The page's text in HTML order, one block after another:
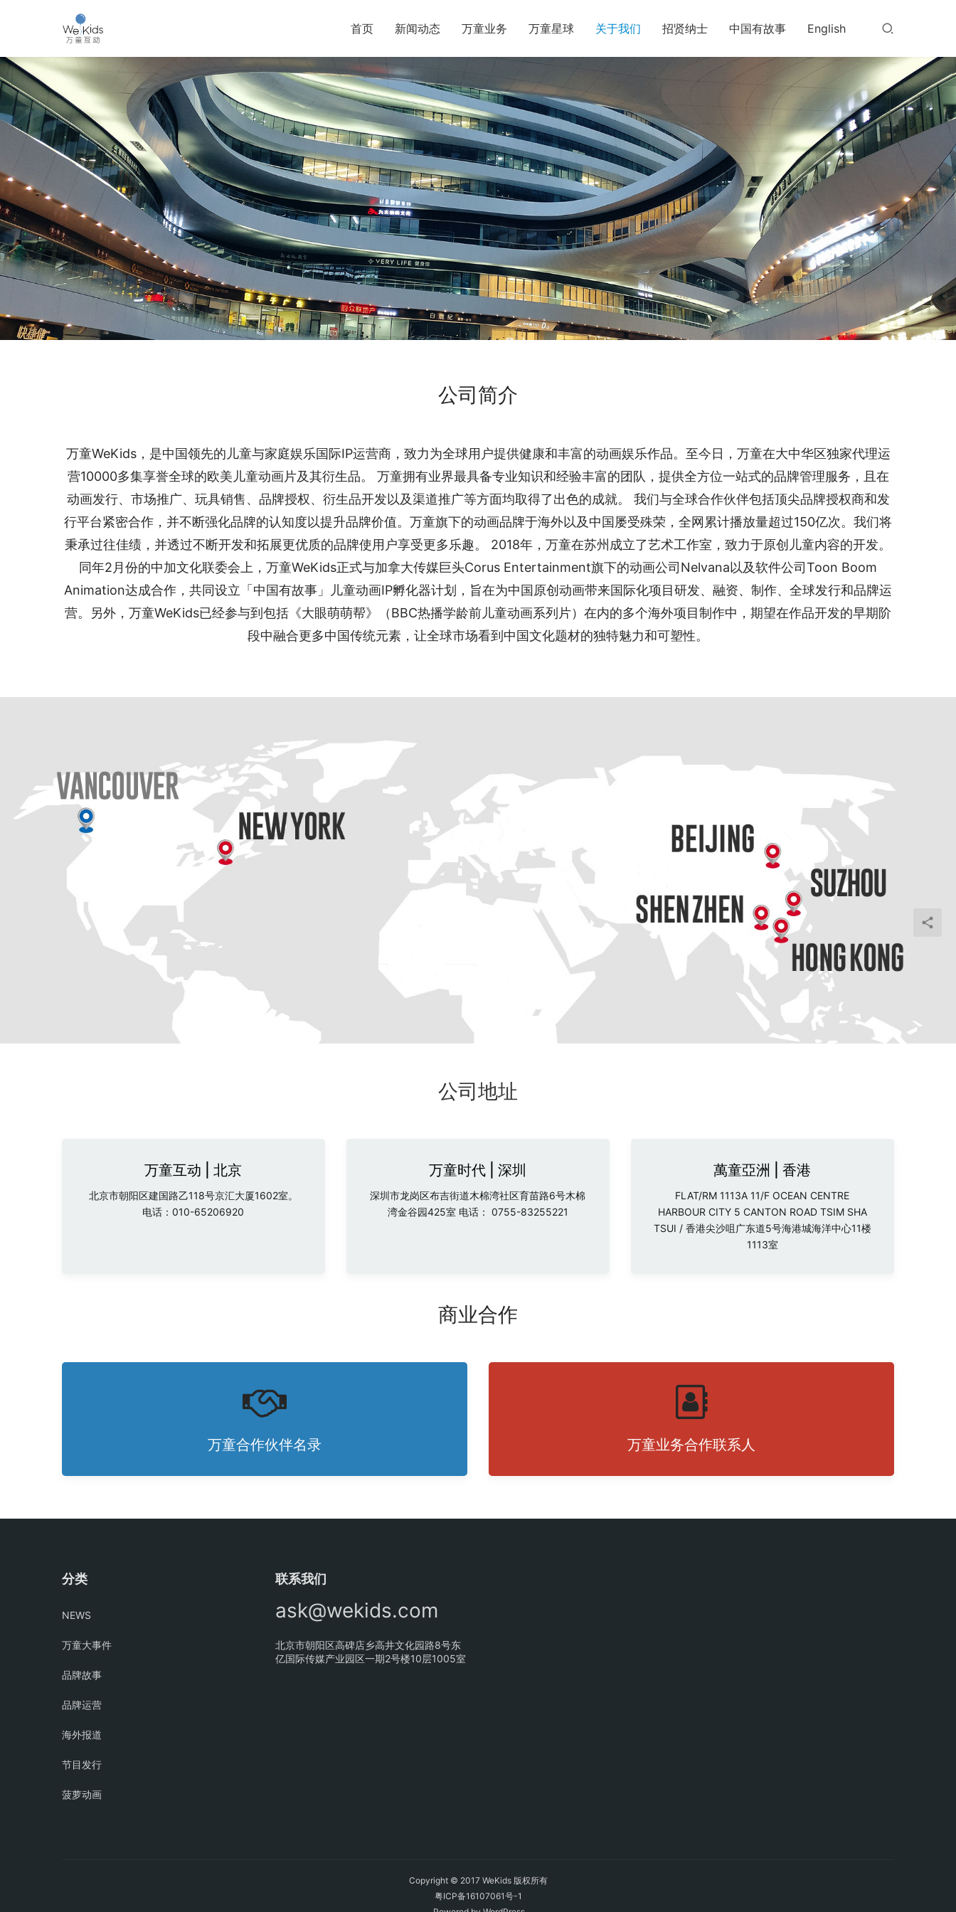
首页 新闻动态 万童业务 万童星球 关于我们 招贤纳士 中国有故事 English
公司简介
万童WeKids，是中国领先的儿童与家庭娱乐国际IP运营商，致力为全球用户提供健康和丰富的动画娱乐作品。至今日，万童在大中华区独家代理运
营10000多集享誉全球的欧美儿童动画片及其衍生品。 万童拥有业界最具备专业知识和经验丰富的团队，提供全方位一站式的品牌管理服务，且在
动画发行、市场推广、玩具销售、品牌授权、衍生品开发以及渠道推广等方面均取得了出色的成就。 我们与全球合作伙伴包括顶尖品牌授权商和发
行平台紧密合作，并不断强化品牌的认知度以提升品牌价值。万童旗下的动画品牌于海外以及中国屡受殊荣，全网累计播放量超过150亿次。我们将
秉承过往佳绩，并透过不断开发和拓展更优质的品牌使用户享受更多乐趣。 2018年，万童在苏州成立了艺术工作室，致力于原创儿童内容的开发。
同年2月份的中加文化联委会上，万童WeKids正式与加拿大传媒巨头Corus Entertainment旗下的动画公司Nelvana以及软件公司Toon Boom
Animation达成合作，共同设立「中国有故事」儿童动画IP孵化器计划，旨在为中国原创动画带来国际化项目研发、融资、制作、全球发行和品牌运
营。另外，万童WeKids已经参与到包括《大眼萌萌帮》（BBC热播学龄前儿童动画系列片）在内的多个海外项目制作中，期望在作品开发的早期阶
段中融合更多中国传统元素，让全球市场看到中国文化题材的独特魅力和可塑性。
公司地址
万童互动 | 北京
北京市朝阳区建国路乙118号京汇大厦1602室。
电话：010-65206920
万童时代 | 深圳
深圳市龙岗区布吉街道木棉湾社区育苗路6号木棉
湾金谷园425室 电话： 0755-83255221
萬童亞洲 | 香港
FLAT/RM 1113A 11/F OCEAN CENTRE
HARBOUR CITY 5 CANTON ROAD TSIM SHA
TSUI / 香港尖沙咀广东道5号海港城海洋中心11楼
1113室
商业合作
万童合作伙伴名录 万童业务合作联系人
分类
NEWS
万童大事件
品牌故事
品牌运营
海外报道
节目发行
菠萝动画
联系我们
ask@wekids.com
北京市朝阳区高碑店乡高井文化园路8号东
亿国际传媒产业园区一期2号楼10层1005室
Copyright © 2017 WeKids 版权所有
粤ICP备16107061号-1